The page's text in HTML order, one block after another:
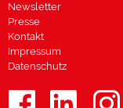
Newsletter
Presse
Kontakt
Impressum
Datenschutz